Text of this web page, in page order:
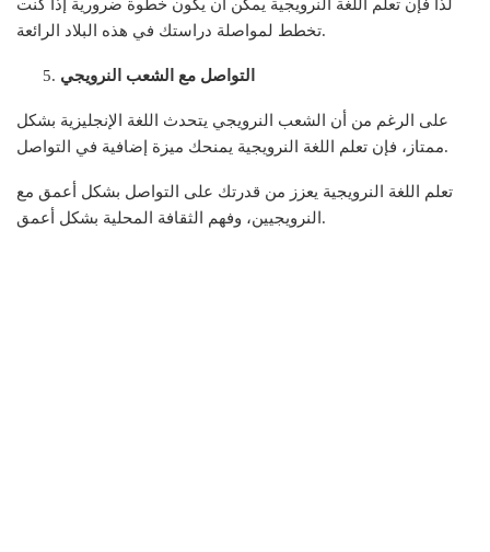
لذا فإن تعلم اللغة النرويجية يمكن أن يكون خطوة ضرورية إذا كنت
تخطط لمواصلة دراستك في هذه البلاد الرائعة.
التواصل مع الشعب النرويجي
على الرغم من أن الشعب النرويجي يتحدث اللغة الإنجليزية بشكل
ممتاز، فإن تعلم اللغة النرويجية يمنحك ميزة إضافية في التواصل.
تعلم اللغة النرويجية يعزز من قدرتك على التواصل بشكل أعمق مع
النرويجيين، وفهم الثقافة المحلية بشكل أعمق.